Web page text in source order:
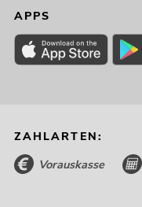
APPS
ZAHLARTEN:
Vorauskasse